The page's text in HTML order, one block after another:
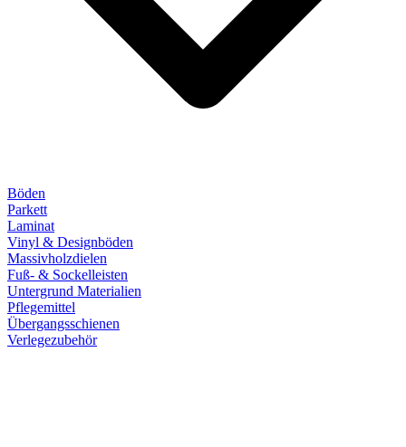
Böden
Parkett
Laminat
Vinyl & Designböden
Massivholzdielen
Fuß- & Sockelleisten
Untergrund Materialien
Pflegemittel
Übergangsschienen
Verlegezubehör